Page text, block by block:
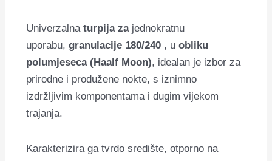
Univerzalnaturpija zajednokratnu
uporabu,granulacije 180/240 , uobliku
polumjeseca (Haalf Moon), idealan je izbor za
prirodne i produžene nokte, s iznimno
izdržljivim komponentama i dugim vijekom
trajanja.
Karakterizira ga tvrdo središte, otporno na